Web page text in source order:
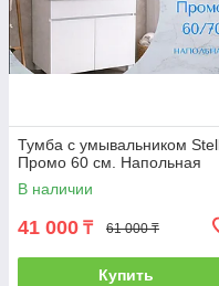
Тумба с умывальником
Промо 60 см. Напольная
В наличии
41 000 ₸ 61 000 ₸
Купить